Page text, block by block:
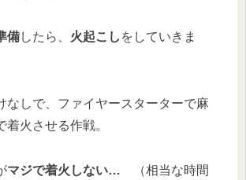
備したら、 火起こし をしていきま
なしで、ファイヤースターターで麻
火させる作戦。
マジで着火しない… （相当な時間